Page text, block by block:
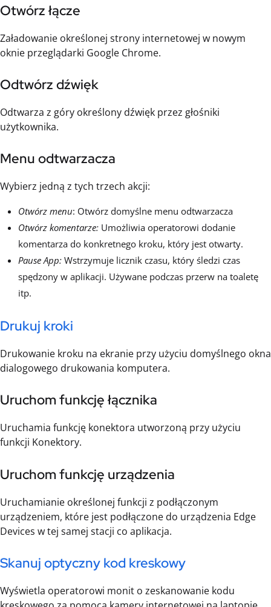
Otwórz łącze
Załadowanie określonej strony internetowej w nowym
oknie przeglądarki Google Chrome.
Odtwórz dźwięk
Odtwarza z góry określony dźwięk przez głośniki
użytkownika.
Menu odtwarzacza
Wybierz jedną z tych trzech akcji:
Otwórz menu: Otwórz domyślne menu odtwarzacza
Otwórz komentarze: Umożliwia operatorowi dodanie
komentarza do konkretnego kroku, który jest otwarty.
Pause App: Wstrzymuje licznik czasu, który śledzi czas
spędzony w aplikacji. Używane podczas przerw na toaletę
itp.
Drukuj kroki
Drukowanie kroku na ekranie przy użyciu domyślnego okna
dialogowego drukowania komputera.
Uruchom funkcję łącznika
Uruchamia funkcję konektora utworzoną przy użyciu
funkcji Konektory.
Uruchom funkcję urządzenia
Uruchamianie określonej funkcji z podłączonym
urządzeniem, które jest podłączone do urządzenia Edge
Devices w tej samej stacji co aplikacja.
Skanuj optyczny kod kreskowy
Wyświetla operatorowi monit o zeskanowanie kodu